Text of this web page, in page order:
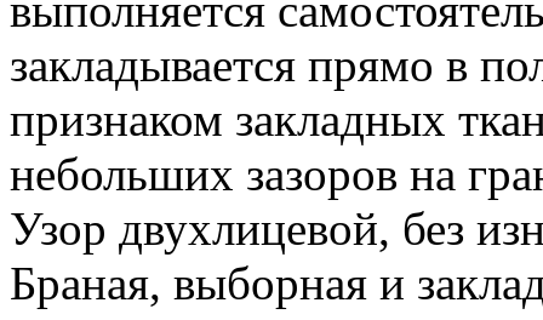
закладывается прямо в
признаком закладных
небольших зазоров на
Узор двухлицевой, без
Браная, выборная и